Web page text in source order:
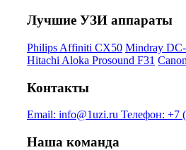
Лучшие УЗИ аппараты
Philips Affiniti CX50 Mindray
Hitachi Aloka Prosound F31
Контакты
Email: info@1uzi.ru Телефон: +7
Наша команда